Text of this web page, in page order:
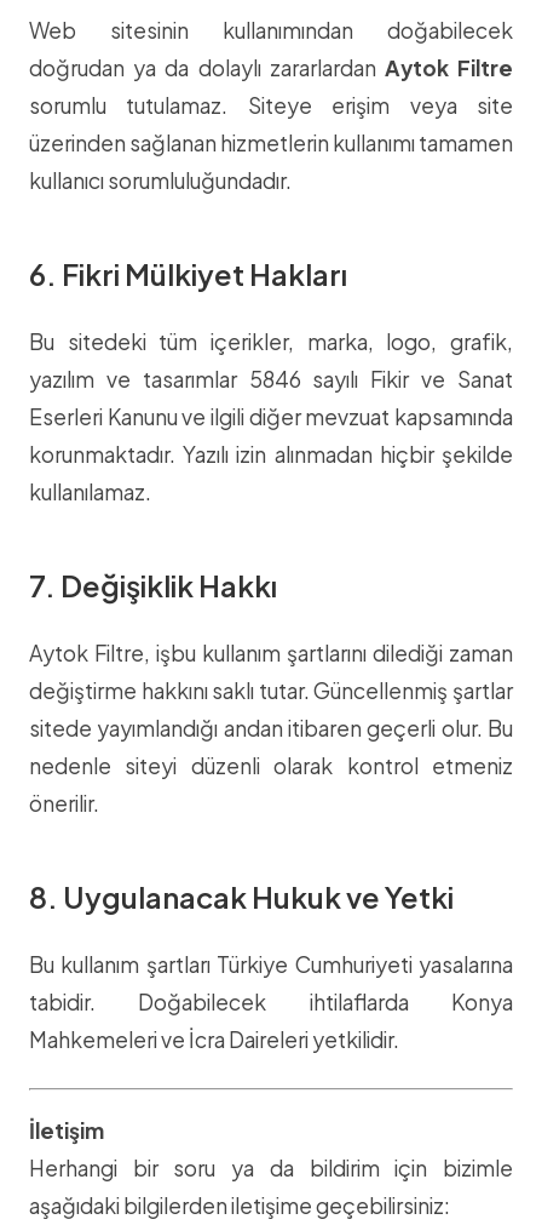
Web sitesinin kullanımından doğabilecek
doğrudan ya da dolaylı zararlardan Aytok Filtre
sorumlu tutulamaz. Siteye erişim veya site
üzerinden sağlanan hizmetlerin kullanımı tamamen
kullanıcı sorumluluğundadır.
6. Fikri Mülkiyet Hakları
Bu sitedeki tüm içerikler, marka, logo, grafik,
yazılım ve tasarımlar 5846 sayılı Fikir ve Sanat
Eserleri Kanunu ve ilgili diğer mevzuat kapsamında
korunmaktadır. Yazılı izin alınmadan hiçbir şekilde
kullanılamaz.
7. Değişiklik Hakkı
Aytok Filtre, işbu kullanım şartlarını dilediği zaman
değiştirme hakkını saklı tutar. Güncellenmiş şartlar
sitede yayımlandığı andan itibaren geçerli olur. Bu
nedenle siteyi düzenli olarak kontrol etmeniz
önerilir.
8. Uygulanacak Hukuk ve Yetki
Bu kullanım şartları Türkiye Cumhuriyeti yasalarına
tabidir. Doğabilecek ihtilaflarda Konya
Mahkemeleri ve İcra Daireleri yetkilidir.
İletişim
Herhangi bir soru ya da bildirim için bizimle
aşağıdaki bilgilerden iletişime geçebilirsiniz: